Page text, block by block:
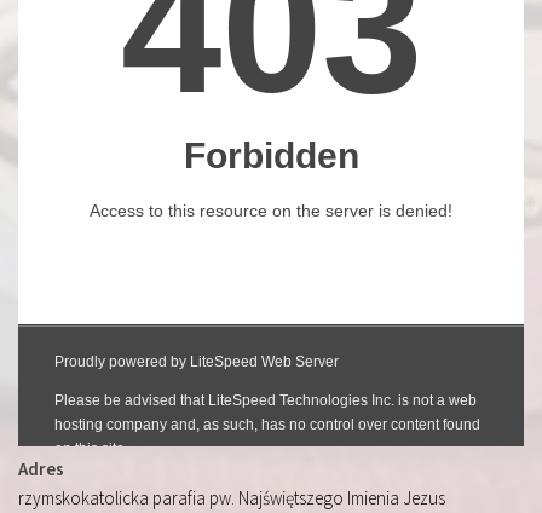
Adres
rzymskokatolicka parafia pw. Najświętszego Imienia Jezus